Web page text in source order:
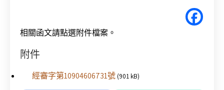
相關函文請點選附件檔案。
附件
經審字第10904606731號 (901 kB)